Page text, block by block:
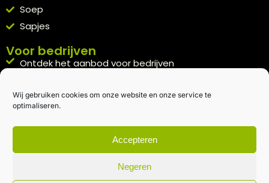
Wij gebruiken cookies om onze website en onze service te
optimaliseren.
Accepteren
Negeren
Soep
Sapjes
Voor bedrijven
Ontdek het aanbod voor bedrijven
Kennismakingspakket aanvragen
Rechtstreeks van het veld naar je inbox.
Inschrijven nieuwsbrief